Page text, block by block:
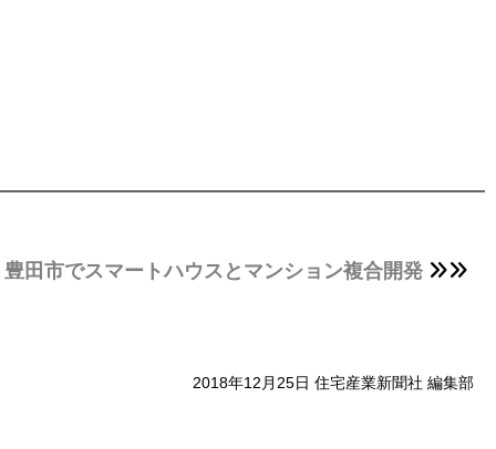
田市でスマートハウスとマンション複合開発
2018年12月25日 住宅産業新聞社 編集部